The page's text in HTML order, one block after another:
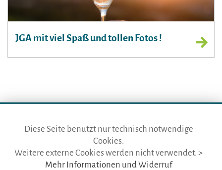
JGA mit viel Spaß und tollen Fotos !
die gästeführer · vertr. durch BVGD · Gustav-Adolf-Str. 33 · D-90439
Diese Seite benutzt nur technisch notwendige
Cookies.
Weitere externe Cookies werden nicht verwendet. >
Mehr Informationen und Widerruf